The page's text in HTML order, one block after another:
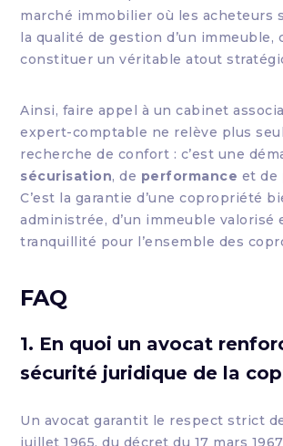
marché immobilier où les acheteurs
la qualité de gestion d’un immeuble,
constituer un véritable atout
Ainsi, faire appel à un cabinet
expert-comptable ne relève plus
recherche de confort : c’est une
sécurisation, de performance et de
C’est la garantie d’une copropriété
administrée, d’un immeuble valorisé
tranquillité pour l’ensemble des
FAQ
1. En quoi un avocat
sécurité juridique de la
Un avocat garantit le respect strict
juillet 1965, du décret du 17 mars